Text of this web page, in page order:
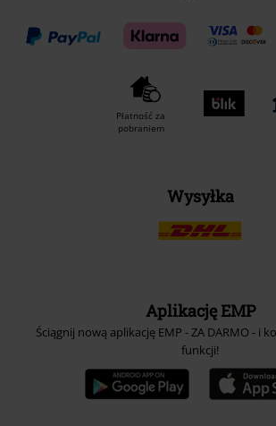
Płatność za
pobraniem
Wysyłka
Aplikację EMP
Ściągnij nową aplikację EMP - ZA DARMO - i
funkcji!